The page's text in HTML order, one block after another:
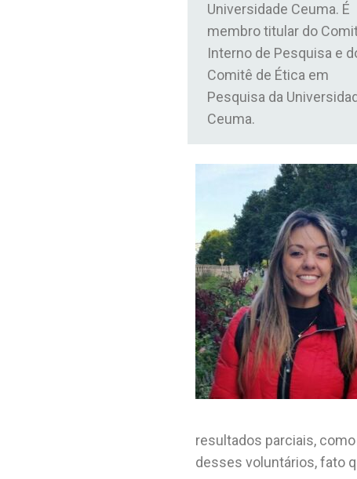
Universidade Ceuma. É
membro titular do
Interno de Pesquisa e
Comitê de Ética em
Pesquisa da
Ceuma.
resultados parciais,
desses voluntários, fato